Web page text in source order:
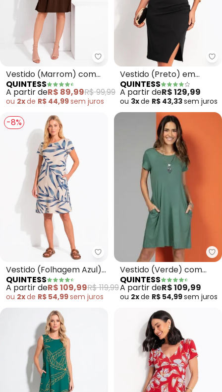
Quintess - Vestido (Marrom)
Vestido (Marrom) com
Camadas
QUINTESS
A partir deR$ 89,99R$ 99,99
ou 2xde R$ 44,99sem juros
Vestido (Preto) em
Malha Texturizada
QUINTESS
A partir deR$ 129,99
ou 3xde R$ 43,33sem juros
-8%
Quintess - Vestido (Folhagem
Vestido (Folhagem Azul)
com Bolsos e Mangas
Curtas
QUINTESS
A partir deR$ 109,99R$ 119,99
ou 2xde R$ 54,99sem juros
Vestido (Verde) com
Bolsos e Mangas Curtas
QUINTESS
A partir deR$ 109,99
ou 2xde R$ 54,99sem juros